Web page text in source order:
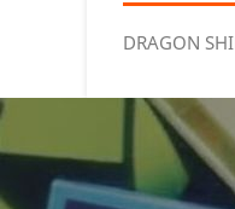
DRAGON